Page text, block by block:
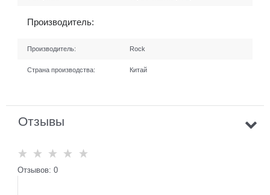
Производитель:
Производитель: Rock
Страна производства: Китай
Отзывы
Отзывов: 0